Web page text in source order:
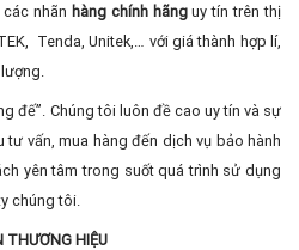
nhãn hàng chính hãnguy tín trên thị
Tenda, Unitek,… với giá thành hợp lí,
đế”. Chúng tôi luôn đề cao uy tín và sự
tư vấn, mua hàng đến dịch vụ bảo hành
yên tâm trong suốt quá trình sử dụng
chúng tôi.
THƯƠNG HIỆU